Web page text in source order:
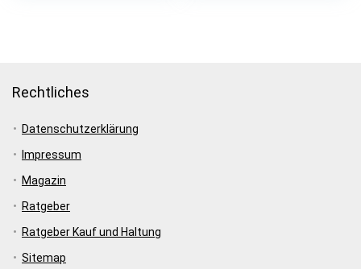
Rechtliches
Datenschutzerklärung
Impressum
Magazin
Ratgeber
Ratgeber Kauf und Haltung
Sitemap